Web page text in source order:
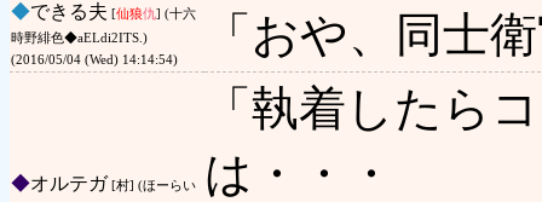
◆できる夫 [仙狼仇] (十六
時野緋色◆aELdi2ITS.)
(2016/05/04 (Wed) 14:14:54)
「おや、同士
◆オルテガ [村] (ほーらい
「執着したら
は・・・